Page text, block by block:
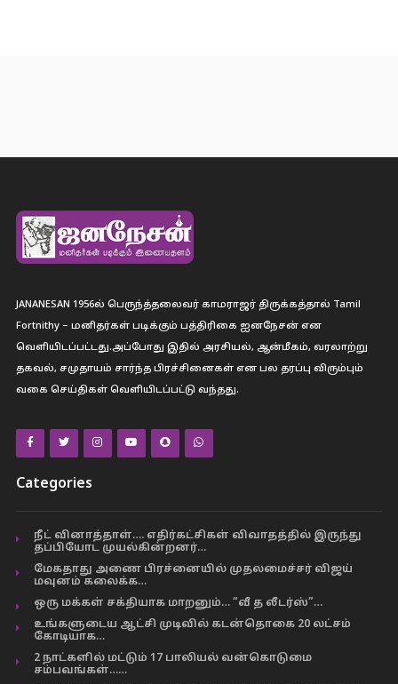
JANANESAN 1956ல் பெருந்த்தலைவர் காமராஜர் திருக்கத்தால் Tamil
Fortnithy – மனிதர்கள் படிக்கும் பத்திரிகை ஐனநேசன் என
வெளியிடப்பட்டது.அப்போது இதில் அரசியல், ஆன்மீகம், வரலாற்று
தகவல், சமுதாயம் சார்ந்த பிரச்சினைகள் என பல தரப்பு விரும்பும்
வகை செய்திகள் வெளியிடப்பட்டு வந்தது.
Categories
நீட் வினாத்தாள்…. எதிர்கட்சிகள் விவாதத்தில் இருந்து
தப்பியோட முயல்கின்றனர்…
மேகதாது அணை பிரச்னையில் முதலமைச்சர் விஜய்
மவுனம் கலைக்க…
ஒரு மக்கள் சக்தியாக மாறனும்… “வீ த லீடர்ஸ்”…
உங்களுடைய ஆட்சி முடிவில் கடன்தொகை 20 லட்சம்
கோடியாக…
2 நாட்களில் மட்டும் 17 பாலியல் வன்கொடுமை
சம்பவங்கள்……